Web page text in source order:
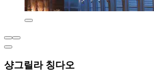
샹그릴라 칭다오